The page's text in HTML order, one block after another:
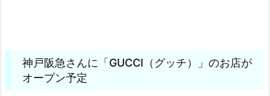
神戸阪急さんに「GUCCI（グッチ）」のお店が
オープン予定